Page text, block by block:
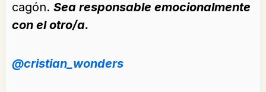
cagón. Sea responsable emocionalmente
con el otro/a.
@cristian_wonders